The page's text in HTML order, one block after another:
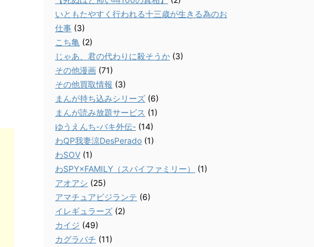
いともたやすく行われる十三歳が生きる為のお
仕事 (3)
こち亀 (2)
じゃあ、君の代わりに殺そうか (3)
その他漫画 (71)
その他買取情報 (3)
まんが持ち込みシリーズ (6)
まんが読み放題サービス (1)
ゆうえんち-バキ外伝- (14)
わQP我妻涼DesPerado (1)
わSOV (1)
わSPY×FAMILY（スパイファミリー）
(1)
アオアシ (25)
アマチュアビジランテ (6)
イレギュラーズ (2)
カイジ (49)
カグラバチ (11)